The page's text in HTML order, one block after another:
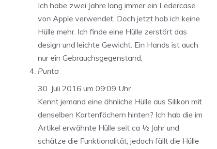
Ich habe zwei Jahre lang immer ein Ledercase
von Apple verwendet. Doch jetzt hab ich keine
Hülle mehr. Ich finde eine Hülle zerstört das
design und leichte Gewicht. Ein Hands ist auch
nur ein Gebrauchsgegenstand.
Punta
30. Juli 2016 um 09:09 Uhr
Kennt jemand eine ähnliche Hülle aus Silikon mit
denselben Kartenfächern hinten? Ich hab die im
Artikel erwähnte Hülle seit ca ½ Jahr und
schätze die Funktionalität, jedoch fällt die Hülle